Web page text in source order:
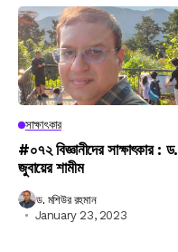
সাক্ষাৎকার
#০৭২ বিজ্ঞানীদের সাক্ষাৎকার : ড.
জুবায়ের শামীম
ড. মশিউর রহমান
January 23, 2023